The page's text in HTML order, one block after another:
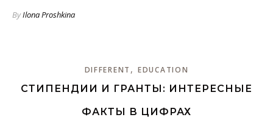
ByIlona Proshkina
DIFFERENT , EDUCATION
СТИПЕНДИИ И ГРАНТЫ: ИНТЕРЕСНЫЕ
ФАКТЫ В ЦИФРАХ